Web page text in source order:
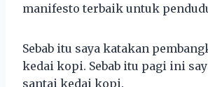
manifesto terbaik untuk
Sebab itu saya katakan
kedai kopi. Sebab itu pagi ini
santai kedai kopi.